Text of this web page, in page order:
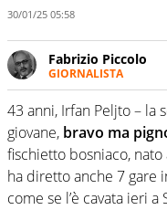
30/01/25 05:58
Fabrizio Piccolo
GIORNALISTA
Nella sua carriera
sportive e
competenza,
prevalentemente
43 anni, Irfan Peljto – la
giovane, bravo ma
fischietto bosniaco,
ha diretto anche 7 gare
come se l’è cavata ieri a